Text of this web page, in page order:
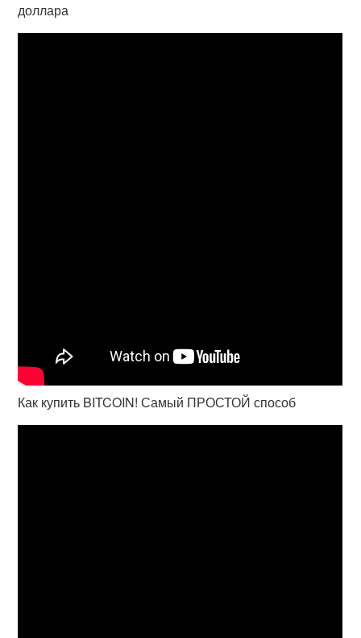
доллара
Как купить BITCOIN! Самый ПРОСТОЙ способ